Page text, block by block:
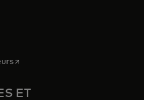
onglet
s’ouvre dans un nouvel onglet
ET